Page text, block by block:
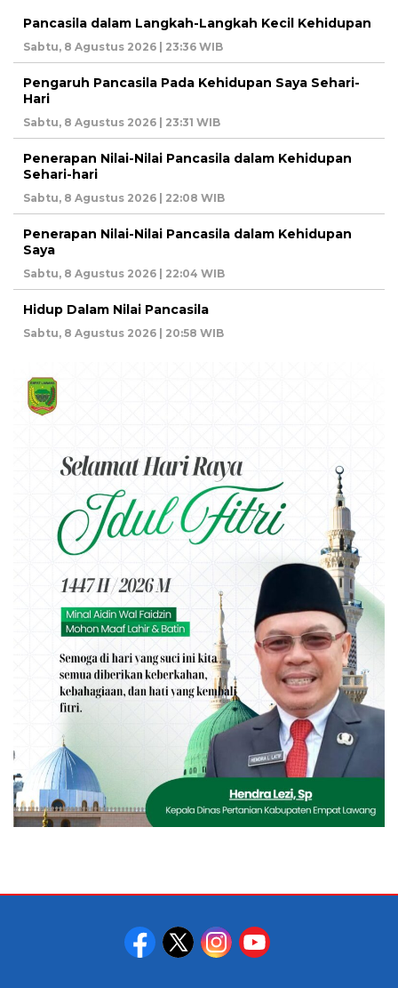
Pancasila dalam Langkah-Langkah Kecil Kehidupan
Sabtu, 8 Agustus 2026 | 23:36 WIB
Pengaruh Pancasila Pada Kehidupan Saya Sehari-
Hari
Sabtu, 8 Agustus 2026 | 23:31 WIB
Penerapan Nilai-Nilai Pancasila dalam Kehidupan
Sehari-hari
Sabtu, 8 Agustus 2026 | 22:08 WIB
Penerapan Nilai-Nilai Pancasila dalam Kehidupan
Saya
Sabtu, 8 Agustus 2026 | 22:04 WIB
Hidup Dalam Nilai Pancasila
Sabtu, 8 Agustus 2026 | 20:58 WIB